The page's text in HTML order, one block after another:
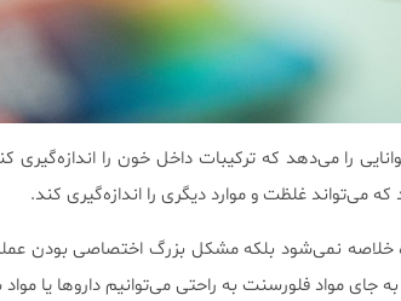
را می‌دهد که ترکیبات داخل خون را اندازه‌گیری
می‌تواند غلظت و موارد دیگری را اندازه‌گیری کند.
نمی‌شود بلکه مشکل بزرگ اختصاصی بودن
جای مواد فلورسنت به راحتی می‌توانیم داروها یا